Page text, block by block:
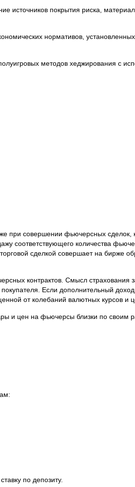
источников покрытия риска,
нормативов,
методов хеджирования с
при совершении фьючерсных сделок,
соответствующего количества
сделкой совершает на бирже
контрактов. Смысл страхования
Если дополнительный
от колебаний валютных курсов и
и цен на фьючерсы близки по своим
по депозиту.